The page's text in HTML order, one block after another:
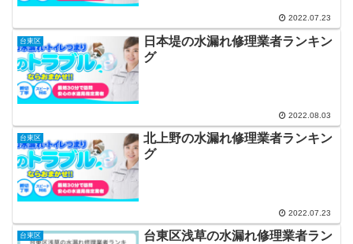
2022.07.23
台東区
日本堤の水漏れ修理業者ランキン
グ
2022.08.03
台東区
北上野の水漏れ修理業者ランキン
グ
2022.07.23
台東区
台東区浅草の水漏れ修理業者ラン